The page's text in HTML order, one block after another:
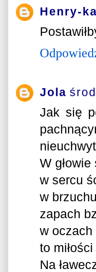
Henry-ka
Jola
Jak się
W głowie
w sercu
w
zapach
w oczach
to
Na